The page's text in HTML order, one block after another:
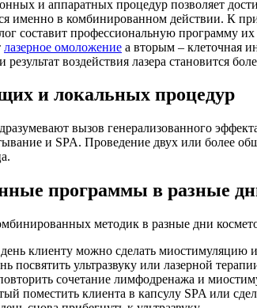
и аппаратных процедур позволяет
именно в комбинированном действии. К
составит профессиональную программу
лазерное омоложение а вторым – клеточная
результат воздействия лазера становится
и локальных процедур
вызов генерализованного
и SPA. Проведение двух или более
программы в разные
методик в разные дни
клиенту можно сделать миостимуляцию
посвятить ультразвуку или лазерной
сочетание лимфодренажа и
поместить клиента в капсулу SPA или